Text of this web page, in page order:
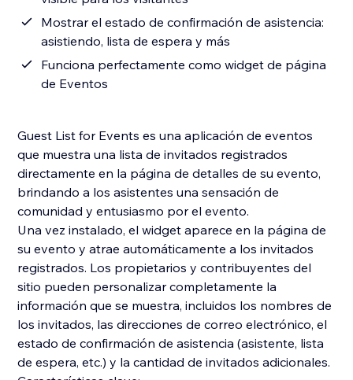
Mostrar el estado de confirmación de asistencia:
asistiendo, lista de espera y más
Funciona perfectamente como widget de página
de Eventos
Guest List for Events es una aplicación de eventos
que muestra una lista de invitados registrados
directamente en la página de detalles de su evento,
brindando a los asistentes una sensación de
comunidad y entusiasmo por el evento.
Una vez instalado, el widget aparece en la página de
su evento y atrae automáticamente a los invitados
registrados. Los propietarios y contribuyentes del
sitio pueden personalizar completamente la
información que se muestra, incluidos los nombres de
los invitados, las direcciones de correo electrónico, el
estado de confirmación de asistencia (asistente, lista
de espera, etc.) y la cantidad de invitados adicionales.